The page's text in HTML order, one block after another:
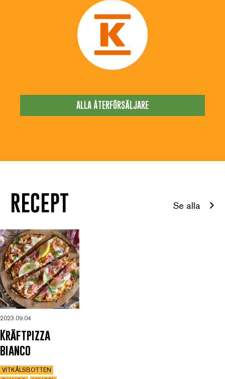
ALLA ÅTERFÖRSÄLJARE
RECEPT Se alla
2023.09.04
Kräftpizza
bianco
VITKÅLSBOTTEN